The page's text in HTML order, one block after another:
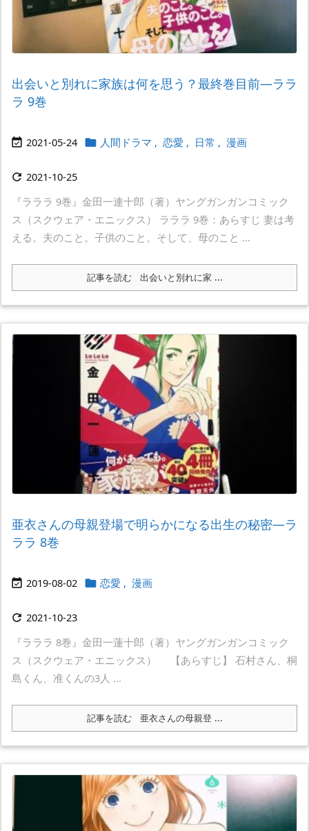
出会いと別れに家族は何を思う？最終巻目前―ララ
ラ 9巻
 2021-05-24  人間ドラマ , 恋愛 , 日常 , 漫画
 2021-10-25
『ラララ 9巻』金田一連十郎（著）ヤングガンガンコミック
ス（スクウェア・エニックス） ラララ 9巻：あらすじ 妻は考
える。夫のこと。子供のこと。そして、母のこと ...
記事を読む 出会いと別れに家 ...
亜衣さんの母親登場で明らかになる出生の秘密―ラ
ララ 8巻
 2019-08-02  恋愛 , 漫画
 2021-10-23
『ラララ 8巻』金田一蓮十郎（著）ヤングガンガンコミック
ス（スクウェア・エニックス） 【あらすじ】 石村さん、桐
島くん、准くんの3人 ...
記事を読む 亜衣さんの母親登 ...